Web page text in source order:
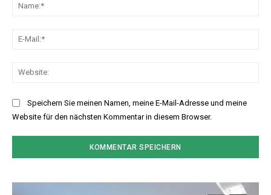
Speichern Sie meinen Namen, meine E-Mail-Adresse und meine
Website für den nächsten Kommentar in diesem Browser.